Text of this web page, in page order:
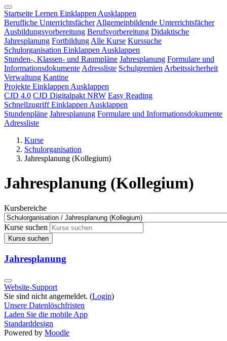
Startseite Lernen Einklappen Ausklappen
Berufliche Unterrichtsfächer Allgemeinbildende Unterrichtsfächer
Ausbildungsvorbereitung Berufsvorbereitung Didaktische
Jahresplanung Fortbildung Alle Kurse Kurssuche
Schulorganisation Einklappen Ausklappen
Stunden-, Klassen- und Raumpläne Jahresplanung Formulare und
Informationsdokumente Adressliste Schulgremien Arbeitssicherheit
Verwaltung Kantine
Projekte Einklappen Ausklappen
CJD 4.0 CJD Digitalpakt NRW Easy Reading
SchnellzugriffEinklappen Ausklappen
Stundenpläne Jahresplanung Formulare und Informationsdokumente
Adressliste
Kurse
Schulorganisation
Jahresplanung (Kollegium)
Jahresplanung (Kollegium)
Kursbereiche
Kurse suchen
Kurse suchen
Jahresplanung
Website-Support
Sie sind nicht angemeldet. (Login)
Unsere Datenlöschfristen
Laden Sie die mobile App
Standarddesign
Powered by Moodle